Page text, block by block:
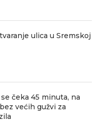
ulica u Sremskoj
čeka 45 minuta, na
većih gužvi za